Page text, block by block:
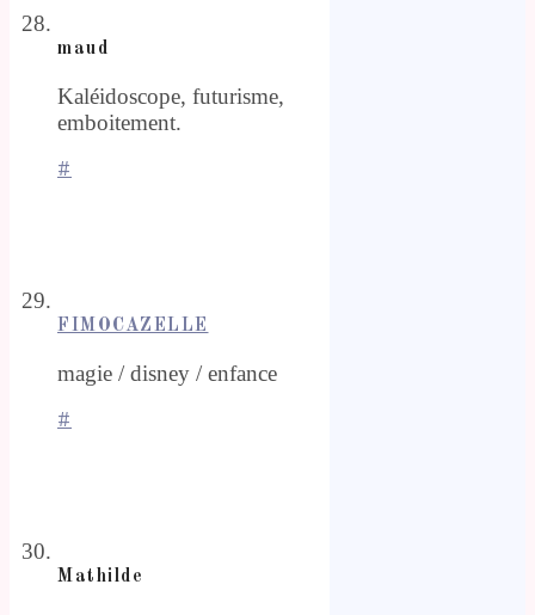
maud
Kaléidoscope, futurisme,
emboitement.
#
FIMOCAZELLE
magie / disney / enfance
#
Mathilde